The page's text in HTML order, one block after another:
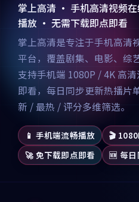
掌上高清 · 手机高清视频
播放 · 无需下载即点即看
掌上高清是专注于手机高清
平台，覆盖剧集、电影、综
支持手机端 1080P / 4K 高
即看，每日同步更新热播片
新 / 最热 / 评分多维筛选。
📱 手机端流畅播放
🎬
🚀 免下载即点即看
🆕 每